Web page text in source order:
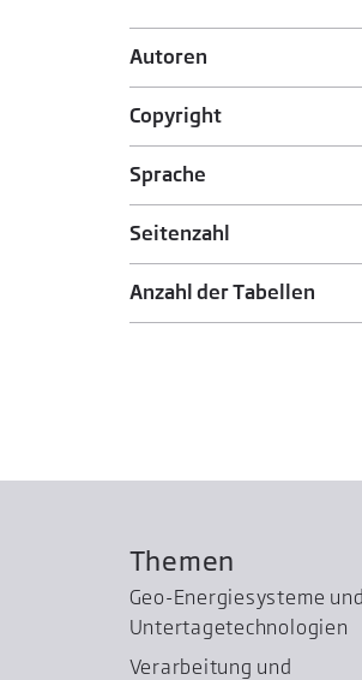
Autoren
Copyright
Sprache
Seitenzahl
Anzahl der Tabellen
Themen
Geo-Energiesysteme und
Untertage­technologien
Verarbeitung und